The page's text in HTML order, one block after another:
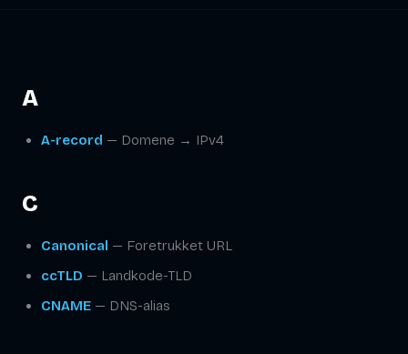
A
A-record — Domene → IPv4
C
Canonical — Foretrukket URL
ccTLD — Landkode-TLD
CNAME— DNS-alias